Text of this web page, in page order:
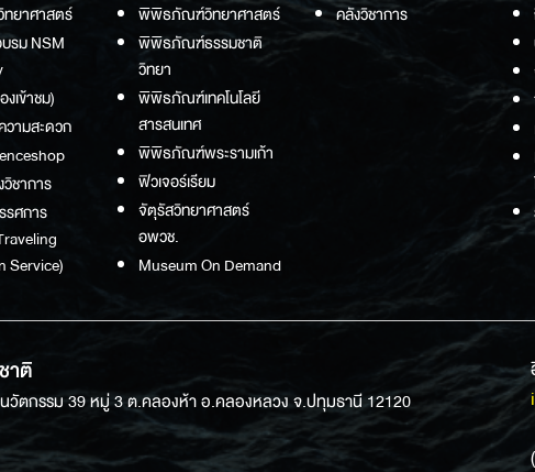
ทยาศาสตร์
รม NSM
เข้าชม)
วามสะดวก
ชาการ
รศการ
Service)
พิพิธภัณฑ์วิทยาศาสตร์
พิพิธภัณฑ์ธรรมชาติ
วิทยา
พิพิธภัณฑ์เทคโนโลยี
สารสนเทศ
พิพิธภัณฑ์พระรามเก้า
ฟิวเจอร์เรียม
จัตุรัสวิทยาศาสตร์
อพวช.
Museum On Demand
คลังวิชาการ
าติ
วัตกรรม 39 หมู่ 3 ต.คลองห้า อ.คลองหลวง จ.ปทุมธานี 12120